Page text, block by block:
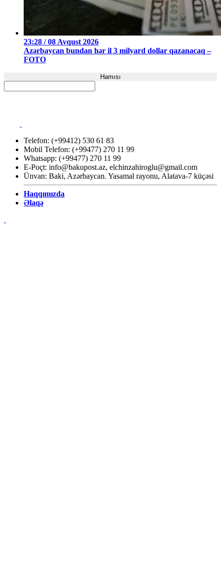
23:28 / 08 Avqust 2026
Azərbaycan bundan hər il 3 milyard dollar qazanacaq –
FOTO
Hamısı
Telefon: (+99412) 530 61 83
Mobil Telefon: (+99477) 270 11 99
Whatsapp: (+99477) 270 11 99
E-Poçt: info@bakupost.az, elchinzahiroglu@gmail.com
Ünvan: Baki, Azərbaycan. Yasamal rayonu, Alatava-7 küçəsi
Haqqımızda
Əlaqə